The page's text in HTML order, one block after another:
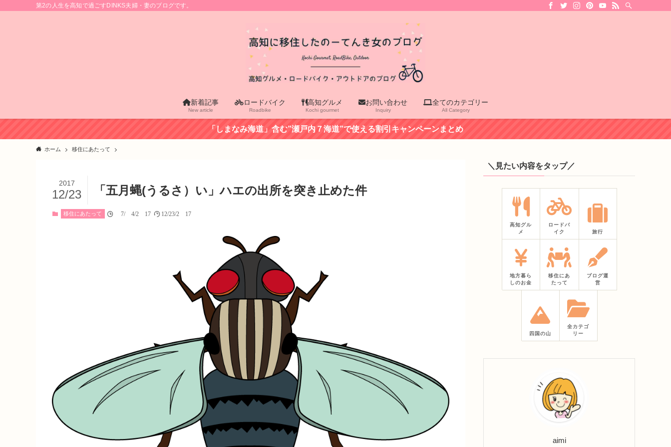
第2の人生を高知で過ごすDINKS夫婦・妻のブログです。
新着記事
New article
ロードバイク
Roadbike
高知グルメ
Kochi gourmet
お問い合わせ
Inquiry
全てのカテゴリー
All Category
「しまなみ海道」含む”瀬戸内７海道”で使える割引キャンペーンまとめ
ホーム 移住にあたって
「五月蝿(うるさ）い」ハエの出所を突き止めた件
2017
12/23
移住にあたって 07/04/2017 12/23/2017
＼見たい内容をタップ／
高知グル
メ
ロードバ
イク
旅行
地方暮ら
しのお金
移住にあ
たって
ブログ運
営
四国の山
全カテゴ
リー
aimi